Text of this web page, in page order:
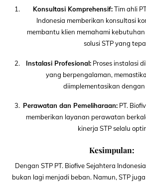
Konsultasi Komprehensif:Tim ahli
Indonesia memberikan konsultasi
membantu klien memahami
solusi STP yang
Instalasi Profesional: Proses instalasi
yang berpengalaman,
diimplementasikan dengan
Perawatan dan Pemeliharaan:PT.
memberikan layanan perawatan
kinerja STP selalu
Kesimpulan:
Dengan STP PT. Biofive Sejahtera
bukan lagi menjadi beban. Namun, STP